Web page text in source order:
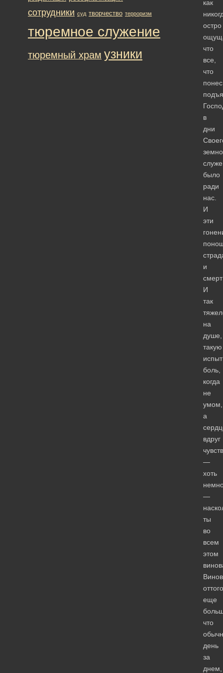
как
остро
что
все,
что
в
дни
было
ради
нас.
И
эти
и
И
так
на
душе,
такую
боль,
когда
не
умом,
а
вдруг
—
хоть
—
ты
во
всем
этом
оттого
еще
что
день
за
днем,
сотрудники суд творчество терроризм
тюремное служение
тюремный храм узники